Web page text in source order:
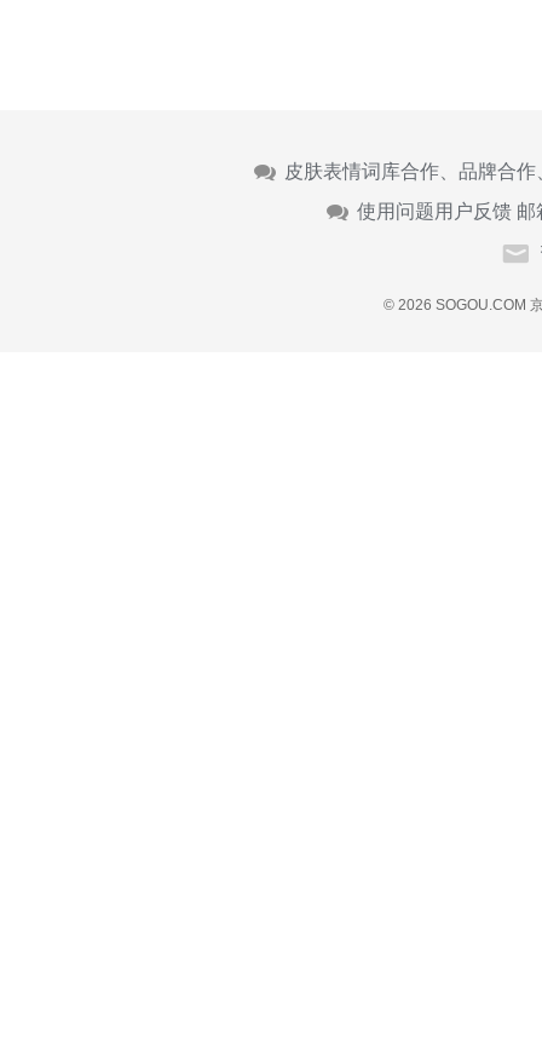
皮肤表情词库合作、品牌合
使用问题用户反馈 邮
© 2026 SOGOU.COM